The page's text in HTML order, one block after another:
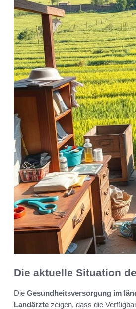
Die aktuelle Situation
Die Gesundheitsversorgung im
Landärzte zeigen, dass die